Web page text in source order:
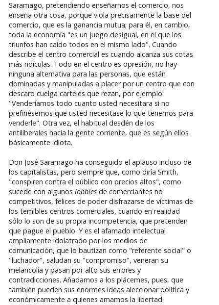
Saramago, pretendiendo enseñarnos el comercio, nos
enseña otra cosa, porque viola precisamente la base del
comercio, que es la ganancia mutua; para él, en cambio,
toda la economía "es un juego desigual, en el que los
triunfos han caído todos en el mismo lado". Cuando
describe el centro comercial es cuando alcanza sus cotas
más ridículas. Todo en el centro es opresión, no hay
ninguna alternativa para las personas, que están
dominadas y manipuladas a placer por un centro que con
descaro cuelga carteles que rezan, por ejemplo:
"Venderíamos todo cuanto usted necesitara si no
prefiriésemos que usted necesitase lo que tenemos para
venderle". Otra vez, el habitual desdén de los
antiliberales hacia la gente corriente, que es según ellos
básicamente idiota.
Don José Saramago ha conseguido el aplauso incluso de
los capitalistas, pero siempre que, como diría Smith,
"conspiren contra el público con precios altos", como
sucede con algunos lobbies de comerciantes no
competitivos, felices de poder disfrazarse de víctimas de
los temibles centros comerciales, cuando en realidad
sólo lo son de su propia incompetencia, que pretenden
que pague el pueblo. Y es el afamado intelectual
ampliamente idolatrado por los medios de
comunicación, que lo bautizan como "referente social" o
"luchador", saludan su "compromiso", veneran su
melancolía y pasan por alto sus errores y
contradicciones. Añadamos a los plácemes, pues, que
también pueden sus enormes ideas aleccionar política y
económicamente a quienes amamos la libertad.